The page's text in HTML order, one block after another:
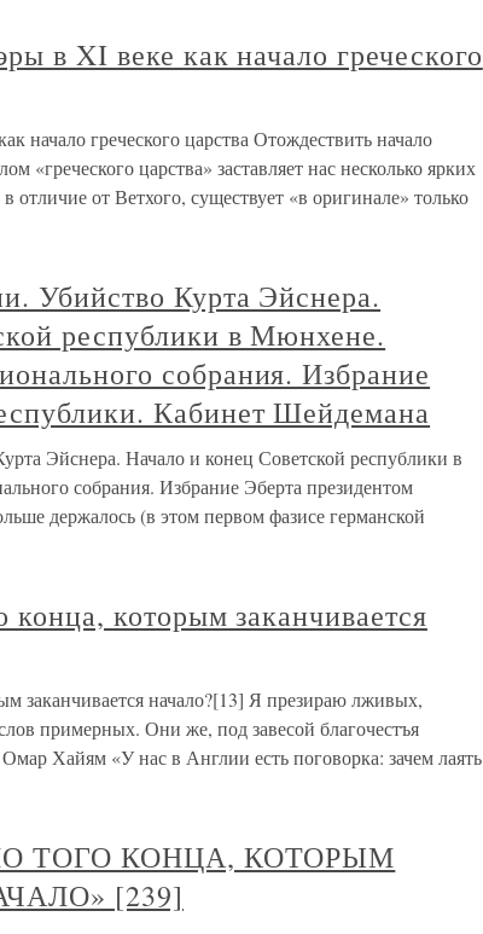
в XI веке как начало греческого
начало греческого царства Отождествить начало
«греческого царства» заставляет нас несколько ярких
от Ветхого, существует «в оригинале» только
Убийство Курта Эйснера.
республики в Мюнхене.
собрания. Избрание
Кабинет Шейдемана
Эйснера. Начало и конец Советской республики в
собрания. Избрание Эберта президентом
держалось (в этом первом фазисе германской
конца, которым заканчивается
заканчивается начало?[13] Я презираю лживых,
примерных. Они же, под завесой благочестъя
Хайям «У нас в Англии есть поговорка: зачем лаять
ТОГО КОНЦА, КОТОРЫМ
[239]